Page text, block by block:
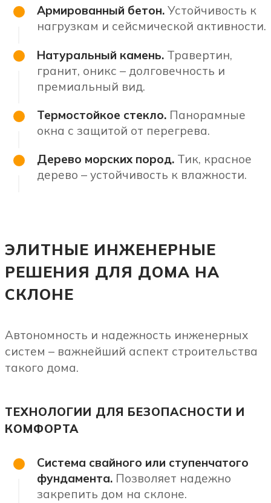
Армированный бетон.Устойчивость к
нагрузкам и сейсмической активности.
Натуральный камень.Травертин,
гранит, оникс – долговечность и
премиальный вид.
Термостойкое стекло.Панорамные
окна с защитой от перегрева.
Дерево морских пород.Тик, красное
дерево – устойчивость к влажности.
ЭЛИТНЫЕ ИНЖЕНЕРНЫЕ
РЕШЕНИЯ ДЛЯ ДОМА НА
СКЛОНЕ
Автономность и надежность инженерных
систем – важнейший аспект строительства
такого дома.
ТЕХНОЛОГИИ ДЛЯ БЕЗОПАСНОСТИ И
КОМФОРТА
Система свайного или ступенчатого
фундамента.Позволяет надежно
закрепить дом на склоне.